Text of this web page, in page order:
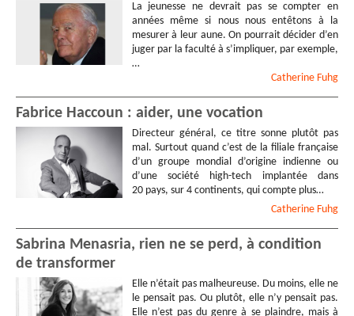
La jeunesse ne devrait pas se compter en
années même si nous nous entêtons à la
mesurer à leur aune. On pourrait décider d’en
juger par la faculté à s’impliquer, par exemple,
…
Catherine Fuhg
Fabrice Haccoun : aider, une vocation
Directeur général, ce titre sonne plutôt pas
mal. Surtout quand c’est de la filiale française
d’un groupe mondial d’origine indienne ou
d’une société high-tech implantée dans
20 pays, sur 4 continents, qui compte plus…
Catherine Fuhg
Sabrina Menasria, rien ne se perd, à condition
de transformer
Elle n’était pas malheureuse. Du moins, elle ne
le pensait pas. Ou plutôt, elle n’y pensait pas.
Elle n’est pas du genre à se plaindre, mais à